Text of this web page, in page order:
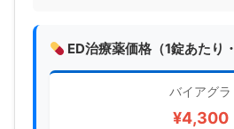
ED治療薬価格（1錠あたり
バイアグラ
¥4,300